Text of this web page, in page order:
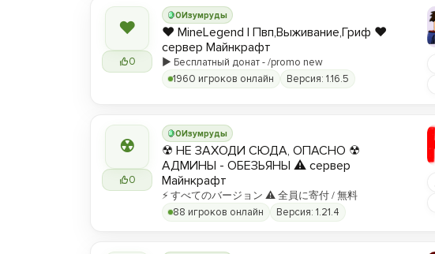
❤
0
0Изумруды
❤️ MineLegend | Пвп,Выживание,Гриф ❤️
сервер Майнкрафт
▶️ Бесплатный донат - /promo new
1960 игроков онлайн
Версия: 1.16.5
☢
0
0Изумруды
☢ НЕ ЗАХОДИ СЮДА, ОПАСНО ☢
АДМИНЫ - ОБЕЗЬЯНЫ ⚠ сервер
Майнкрафт
⚡ すべてのバージョン ⚠ 全員に寄付 / 無料
88 игроков онлайн
Версия: 1.21.4